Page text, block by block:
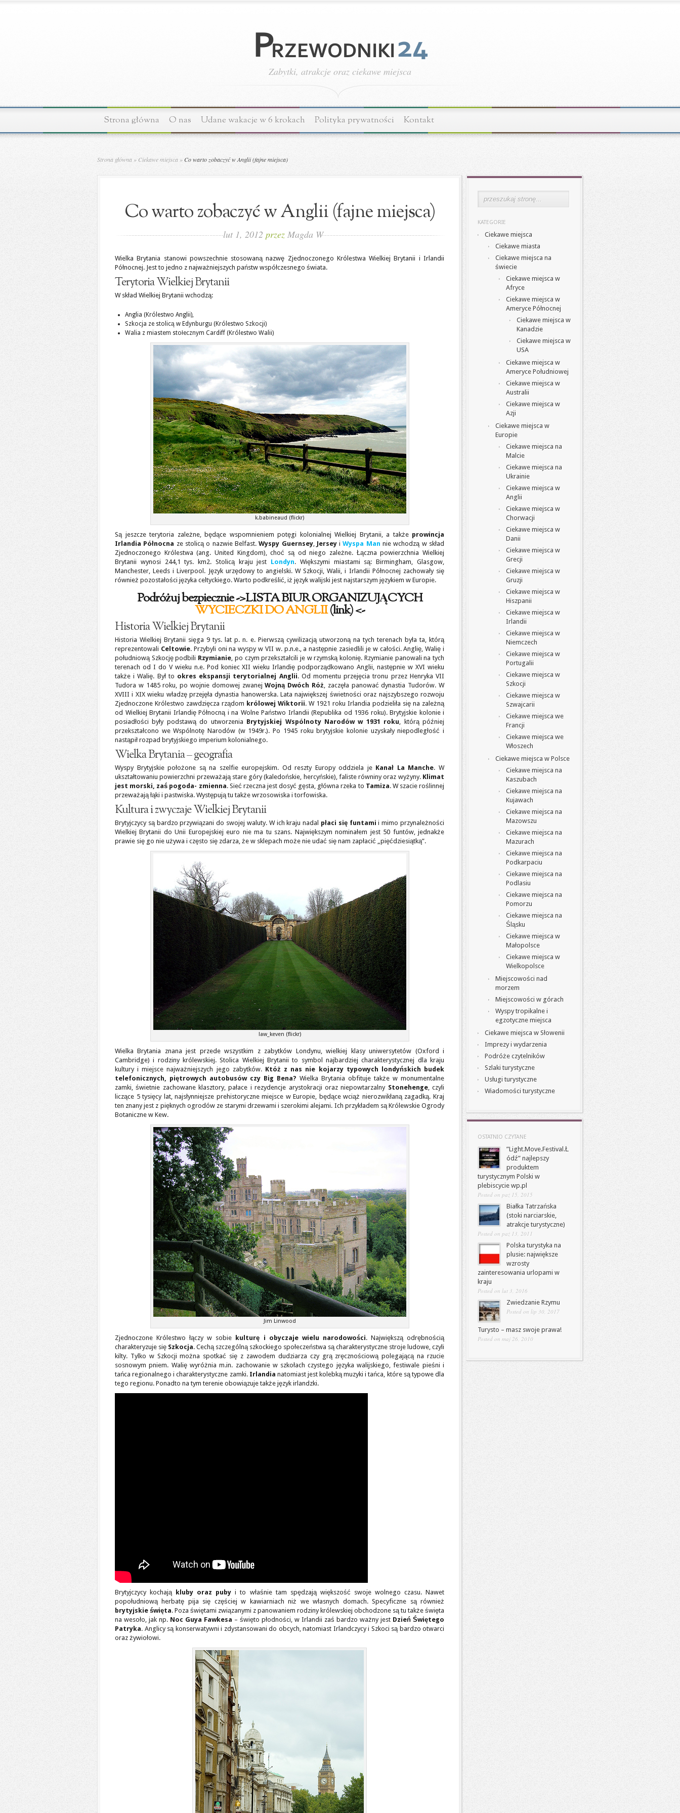
Zabytki, atrakcje oraz ciekawe miejsca
Strona główna O nas Udane wakacje w 6 krokach Polityka prywatności Kontakt
Strona główna » Ciekawe miejsca » Co warto zobaczyć w Anglii (fajne miejsca)
Co warto zobaczyć w Anglii (fajne miejsca)
lut 1, 2012 przez Magda W
Wielka Brytania stanowi powszechnie stosowaną nazwę Zjednoczonego Królestwa Wielkiej Brytanii i Irlandii
Północnej. Jest to jedno z najważniejszych państw współczesnego świata.
Terytoria Wielkiej Brytanii
W skład Wielkiej Brytanii wchodzą:
Anglia (Królestwo Anglii),
Szkocja ze stolicą w Edynburgu (Królestwo Szkocji)
Walia z miastem stołecznym Cardiff (Królestwo Walii)
k.babineaud (flickr)
Są jeszcze terytoria zależne, będące wspomnieniem potęgi kolonialnej Wielkiej Brytanii, a także prowincja
Irlandia Północna ze stolicą o nazwie Belfast.Wyspy Guernsey, JerseyiWyspa Man nie wchodzą w skład
Zjednoczonego Królestwa (ang. United Kingdom), choć są od niego zależne. Łączna powierzchnia Wielkiej
Brytanii wynosi 244,1 tys. km2. Stolicą kraju jest Londyn. Większymi miastami są: Birmingham, Glasgow,
Manchester, Leeds i Liverpool. Język urzędowy to angielski. W Szkocji, Walii, i Irlandii Północnej zachowały się
również pozostałości języka celtyckiego. Warto podkreślić, iż język walijski jest najstarszym językiem w Europie.
Podróżuj bezpiecznie ->LISTA BIUR ORGANIZUJĄCYCH
WYCIECZKI DO ANGLII(link) <-
Historia Wielkiej Brytanii
Historia Wielkiej Brytanii sięga 9 tys. lat p. n. e. Pierwszą cywilizacją utworzoną na tych terenach była ta, którą
reprezentowali Celtowie. Przybyli oni na wyspy w VII w. p.n.e., a następnie zasiedlili je w całości. Anglię, Walię i
południową Szkocję podbili Rzymianie, po czym przekształcili je w rzymską kolonię. Rzymianie panowali na tych
terenach od I do V wieku n.e. Pod koniec XII wieku Irlandię podporządkowano Anglii, następnie w XVI wieku
także i Walię. Był to okres ekspansji terytorialnej Anglii. Od momentu przejęcia tronu przez Henryka VII
Tudora w 1485 roku, po wojnie domowej zwanejWojną Dwóch Róż, zaczęła panować dynastia Tudorów. W
XVIII i XIX wieku władzę przejęła dynastia hanowerska. Lata największej świetności oraz najszybszego rozwoju
Zjednoczone Królestwo zawdzięcza rządom królowej Wiktorii. W 1921 roku Irlandia podzieliła się na zależną
od Wielkiej Brytanii Irlandię Północną i na Wolne Państwo Irlandii (Republika od 1936 roku). Brytyjskie kolonie i
posiadłości były podstawą do utworzenia Brytyjskiej Wspólnoty Narodów w 1931 roku, którą później
przekształcono we Wspólnotę Narodów (w 1949r.). Po 1945 roku brytyjskie kolonie uzyskały niepodległość i
nastąpił rozpad brytyjskiego imperium kolonialnego.
Wielka Brytania – geografia
Wyspy Brytyjskie położone są na szelfie europejskim. Od reszty Europy oddziela je Kanał La Manche. W
ukształtowaniu powierzchni przeważają stare góry (kaledońskie, hercyńskie), faliste równiny oraz wyżyny. Klimat
jest morski, zaś pogoda- zmienna. Sieć rzeczna jest dosyć gęsta, główna rzeka to Tamiza. W szacie roślinnej
przeważają łąki i pastwiska. Występują tu także wrzosowiska i torfowiska.
Kultura i zwyczaje Wielkiej Brytanii
Brytyjczycy są bardzo przywiązani do swojej waluty. W ich kraju nadal płaci się funtamii mimo przynależności
Wielkiej Brytanii do Unii Europejskiej euro nie ma tu szans. Największym nominałem jest 50 funtów, jednakże
prawie się go nie używa i często się zdarza, że w sklepach może nie udać się nam zapłacić „pięćdziesiątką”.
law_keven (flickr)
Wielka Brytania znana jest przede wszystkim z zabytków Londynu, wielkiej klasy uniwersytetów (Oxford i
Cambridge) i rodziny królewskiej. Stolica Wielkiej Brytanii to symbol najbardziej charakterystycznej dla kraju
kultury i miejsce najważniejszych jego zabytków. Któż z nas nie kojarzy typowych londyńskich budek
telefonicznych, piętrowych autobusów czy Big Bena? Wielka Brytania obfituje także w monumentalne
zamki, świetnie zachowane klasztory, pałace i rezydencje arystokracji oraz niepowtarzalny Stonehenge, czyli
liczące 5 tysięcy lat, najsłynniejsze prehistoryczne miejsce w Europie, będące wciąż nierozwikłaną zagadką. Kraj
ten znany jest z pięknych ogrodów ze starymi drzewami i szerokimi alejami. Ich przykładem są Królewskie Ogrody
Botaniczne w Kew.
Jim Linwood
Zjednoczone Królestwo łączy w sobie kulturę i obyczaje wielu narodowości. Największą odrębnością
charakteryzuje się Szkocja. Cechą szczególną szkockiego społeczeństwa są charakterystyczne stroje ludowe, czyli
kilty. Tylko w Szkocji można spotkać się z zawodem dudziarza czy grą zręcznościową polegającą na rzucie
sosnowym pniem. Walię wyróżnia m.in. zachowanie w szkołach czystego języka walijskiego, festiwale pieśni i
tańca regionalnego i charakterystyczne zamki. Irlandia natomiast jest kolebką muzyki i tańca, które są typowe dla
tego regionu. Ponadto na tym terenie obowiązuje także język irlandzki.
Brytyjczycy kochają kluby oraz puby i to właśnie tam spędzają większość swoje wolnego czasu. Nawet
popołudniową herbatę pija się częściej w kawiarniach niż we własnych domach. Specyficzne są również
brytyjskie święta. Poza świętami związanymi z panowaniem rodziny królewskiej obchodzone są tu także święta
na wesoło, jak np. Noc Guya Fawkesa – święto płodności, w Irlandii zaś bardzo ważny jest Dzień Świętego
Patryka. Anglicy są konserwatywni i zdystansowani do obcych, natomiast Irlandczycy i Szkoci są bardzo otwarci
oraz żywiołowi.
KATEGORIE
Ciekawe miejsca
Ciekawe miasta
Ciekawe miejsca na
świecie
Ciekawe miejsca w
Afryce
Ciekawe miejsca w
Ameryce Północnej
Ciekawe miejsca w
Kanadzie
Ciekawe miejsca w
USA
Ciekawe miejsca w
Ameryce Południowej
Ciekawe miejsca w
Australii
Ciekawe miejsca w
Azji
Ciekawe miejsca w
Europie
Ciekawe miejsca na
Malcie
Ciekawe miejsca na
Ukrainie
Ciekawe miejsca w
Anglii
Ciekawe miejsca w
Chorwacji
Ciekawe miejsca w
Danii
Ciekawe miejsca w
Grecji
Ciekawe miejsca w
Gruzji
Ciekawe miejsca w
Hiszpanii
Ciekawe miejsca w
Irlandii
Ciekawe miejsca w
Niemczech
Ciekawe miejsca w
Portugalii
Ciekawe miejsca w
Szkocji
Ciekawe miejsca w
Szwajcarii
Ciekawe miejsca we
Francji
Ciekawe miejsca we
Włoszech
Ciekawe miejsca w Polsce
Ciekawe miejsca na
Kaszubach
Ciekawe miejsca na
Kujawach
Ciekawe miejsca na
Mazowszu
Ciekawe miejsca na
Mazurach
Ciekawe miejsca na
Podkarpaciu
Ciekawe miejsca na
Podlasiu
Ciekawe miejsca na
Pomorzu
Ciekawe miejsca na
Śląsku
Ciekawe miejsca w
Małopolsce
Ciekawe miejsca w
Wielkopolsce
Miejscowości nad
morzem
Miejscowości w górach
Wyspy tropikalne i
egzotyczne miejsca
Ciekawe miejsca w Słowenii
Imprezy i wydarzenia
Podróże czytelników
Szlaki turystyczne
Usługi turystyczne
Wiadomości turystyczne
OSTATNIO CZYTANE
”Light.Move.Festival.Ł
ódź” najlepszy
produktem
turystycznym Polski w
plebiscycie wp.pl
Posted on paź 15, 2015
Białka Tatrzańska
(stoki narciarskie,
atrakcje turystyczne)
Posted on paź 13, 2011
Polska turystyka na
plusie: największe
wzrosty
zainteresowania urlopami w
kraju
Posted on lut 3, 2016
Zwiedzanie Rzymu
Posted on lip 30, 2017
Turysto – masz swoje prawa!
Posted on maj 26, 2010